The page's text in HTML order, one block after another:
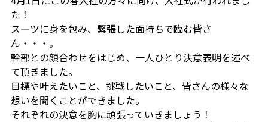
た！
スーツに身を包み、緊張した面持ちで臨む皆さ
ん・・・。
幹部との顔合わせをはじめ、一人ひとり決意表明を述べ
て頂きました。
目標や叶えたいこと、挑戦したいこと、皆さんの様々な
想いを聞くことができました。
それぞれの決意を胸に頑張っていきましょう！